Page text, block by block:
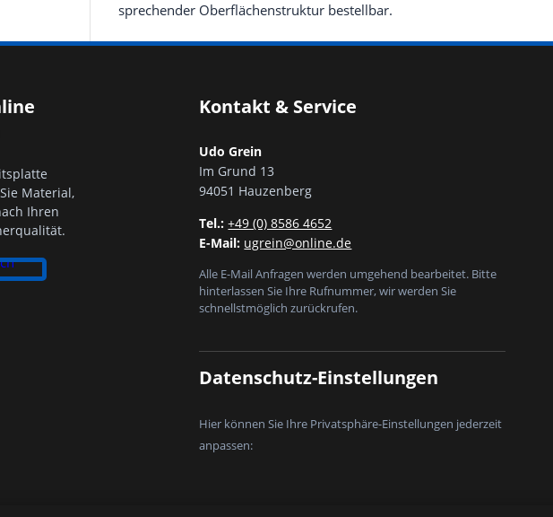
spre­chen­der Ober­flä­chen­struk­tur bestellbar.
Material,
Ihren
Kontakt & Service
Udo Grein
Im Grund 13
94051 Hauzenberg
Tel.: +49 (0) 8586 4652
E-Mail: ugrein@online.de
Alle E-Mail Anfragen werden umgehend bearbeitet. Bitte
hinterlassen Sie Ihre Rufnummer, wir werden Sie
schnellstmöglich zurückrufen.
Datenschutz-Einstellungen
Hier können Sie Ihre Privatsphäre-Einstellungen jederzeit
anpassen: